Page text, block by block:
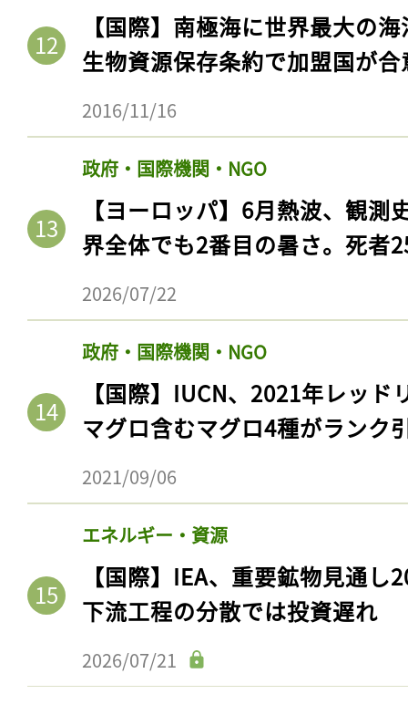
【国際】南極海に世界最大の
生物資源保存条約で加盟国が合
2016/11/16
政府・国際機関・NGO
【ヨーロッパ】6月熱波、観
界全体でも2番目の暑さ。死者
2026/07/22
政府・国際機関・NGO
【国際】IUCN、2021年レッ
マグロ含むマグロ4種がランク
2021/09/06
エネルギー・資源
【国際】IEA、重要鉱物見通
下流工程の分散では投資遅れ
2026/07/21